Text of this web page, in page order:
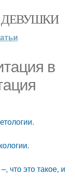
ДЕВУШКИ
в
что это такое, и